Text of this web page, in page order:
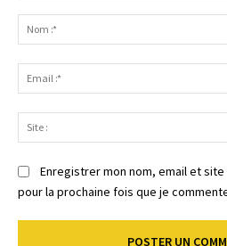
Enregistrer mon nom, email et
pour la prochaine fois que je